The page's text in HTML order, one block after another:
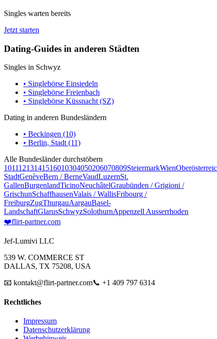
Singles warten bereits
Jetzt starten
Dating-Guides in anderen Städten
Singles in Schwyz
• Singlebörse Einsiedeln
• Singlebörse Freienbach
• Singlebörse Küssnacht (SZ)
Dating in anderen Bundesländern
• Beckingen (10)
• Berlin, Stadt (11)
Alle Bundesländer durchstöbern
10111213141516010304050206070809SteiermarkWien
StadtGenèveBern / BerneVaudLuzernSt.
GallenBurgenlandTicinoNeuchâtelGraubünden / Grigioni /
GrischunSchaffhausenValais / WallisFribourg /
FreiburgZugThurgauAargauBasel-
LandschaftGlarusSchwyzSolothurnAppenzell Ausserrhoden
❤️flirt-partner.com
Jef-Lumivi LLC
539 W. COMMERCE ST
DALLAS, TX 75208, USA
📧 kontakt@flirt-partner.com📞 +1 409 797 6314
Rechtliches
Impressum
Datenschutzerklärung